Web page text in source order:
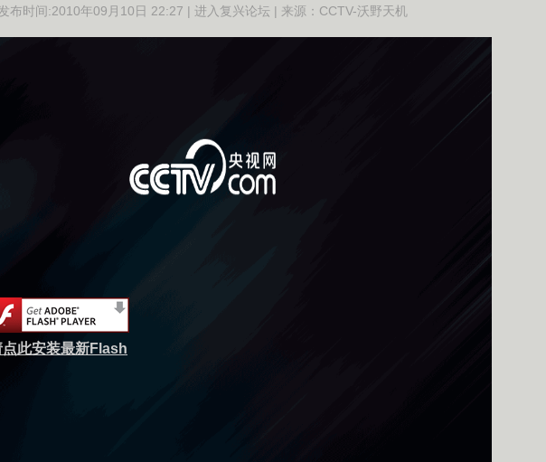
布时间:2010年09月10日 22:27 | 进入复兴论坛 | 来源：CCTV-沃野天机
点此安装最新Flash